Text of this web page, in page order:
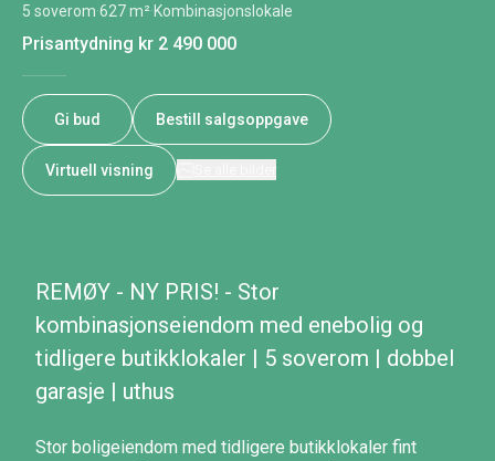
5 soverom·627 m²·Kombinasjonslokale
Prisantydning kr 2 490 000
Gi bud Bestill salgsoppgave
Virtuell visning
REMØY - NY PRIS! - Stor
kombinasjonseiendom med enebolig og
tidligere butikklokaler | 5 soverom | dobbel
garasje | uthus
Stor boligeiendom med tidligere butikklokaler fint